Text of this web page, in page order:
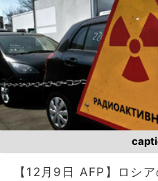
【12月9日 AFP】ロシ